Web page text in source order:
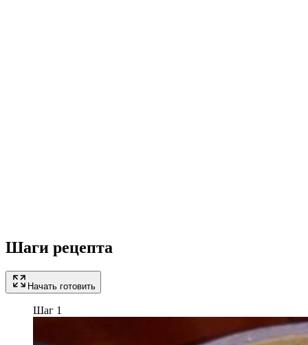
Шаги рецепта
Начать готовить
Шаг 1